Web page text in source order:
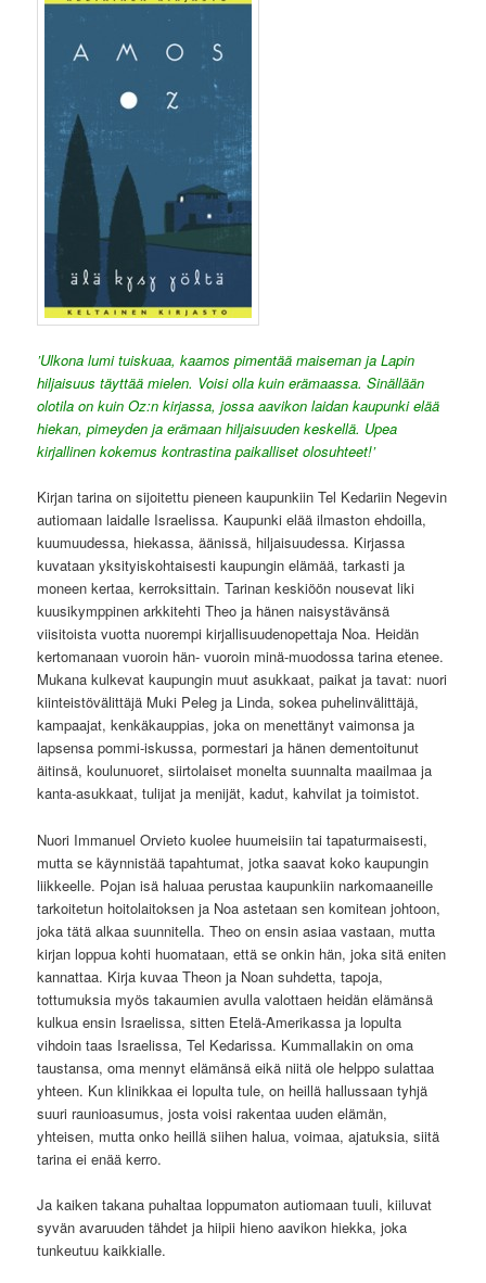
’Ulkona lumi tuiskuaa, kaamos pimentää maiseman ja Lapin
hiljaisuus täyttää mielen. Voisi olla kuin erämaassa. Sinällään
olotila on kuin Oz:n kirjassa, jossa aavikon laidan kaupunki elää
hiekan, pimeyden ja erämaan hiljaisuuden keskellä. Upea
kirjallinen kokemus kontrastina paikalliset olosuhteet!’
Kirjan tarina on sijoitettu pieneen kaupunkiin Tel Kedariin Negevin
autiomaan laidalle Israelissa. Kaupunki elää ilmaston ehdoilla,
kuumuudessa, hiekassa, äänissä, hiljaisuudessa. Kirjassa
kuvataan yksityiskohtaisesti kaupungin elämää, tarkasti ja
moneen kertaa, kerroksittain. Tarinan keskiöön nousevat liki
kuusikymppinen arkkitehti Theo ja hänen naisystävänsä
viisitoista vuotta nuorempi kirjallisuudenopettaja Noa. Heidän
kertomanaan vuoroin hän- vuoroin minä-muodossa tarina etenee.
Mukana kulkevat kaupungin muut asukkaat, paikat ja tavat: nuori
kiinteistövälittäjä Muki Peleg ja Linda, sokea puhelinvälittäjä,
kampaajat, kenkäkauppias, joka on menettänyt vaimonsa ja
lapsensa pommi-iskussa, pormestari ja hänen dementoitunut
äitinsä, koulunuoret, siirtolaiset monelta suunnalta maailmaa ja
kanta-asukkaat, tulijat ja menijät, kadut, kahvilat ja toimistot.
Nuori Immanuel Orvieto kuolee huumeisiin tai tapaturmaisesti,
mutta se käynnistää tapahtumat, jotka saavat koko kaupungin
liikkeelle. Pojan isä haluaa perustaa kaupunkiin narkomaaneille
tarkoitetun hoitolaitoksen ja Noa astetaan sen komitean johtoon,
joka tätä alkaa suunnitella. Theo on ensin asiaa vastaan, mutta
kirjan loppua kohti huomataan, että se onkin hän, joka sitä eniten
kannattaa. Kirja kuvaa Theon ja Noan suhdetta, tapoja,
tottumuksia myös takaumien avulla valottaen heidän elämänsä
kulkua ensin Israelissa, sitten Etelä-Amerikassa ja lopulta
vihdoin taas Israelissa, Tel Kedarissa. Kummallakin on oma
taustansa, oma mennyt elämänsä eikä niitä ole helppo sulattaa
yhteen. Kun klinikkaa ei lopulta tule, on heillä hallussaan tyhjä
suuri raunioasumus, josta voisi rakentaa uuden elämän,
yhteisen, mutta onko heillä siihen halua, voimaa, ajatuksia, siitä
tarina ei enää kerro.
Ja kaiken takana puhaltaa loppumaton autiomaan tuuli, kiiluvat
syvän avaruuden tähdet ja hiipii hieno aavikon hiekka, joka
tunkeutuu kaikkialle.